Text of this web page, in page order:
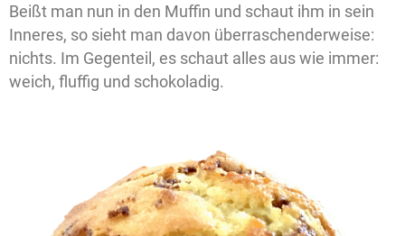
Beißt man nun in den Muffin und schaut ihm in sein
Inneres, so sieht man davon überraschenderweise:
nichts. Im Gegenteil, es schaut alles aus wie immer:
weich, fluffig und schokoladig.